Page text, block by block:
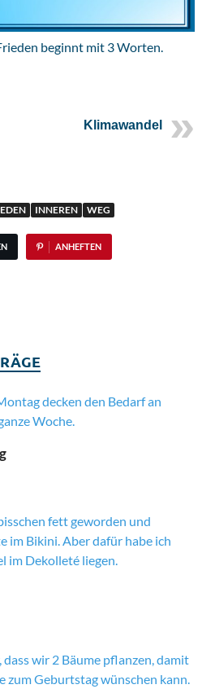
beginnt mit 3 Worten.
Klimawandel
INNEREN WEG
ANHEFTEN